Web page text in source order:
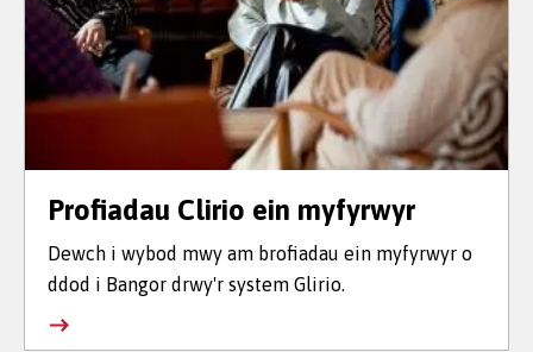
Profiadau Clirio ein myfyrwyr
Dewch i wybod mwy am brofiadau ein myfyrwyr o
ddod i Bangor drwy'r system Glirio.